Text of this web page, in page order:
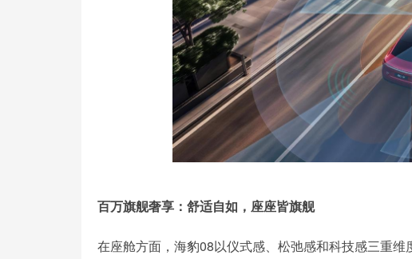
百万旗舰奢享：舒适自如，座座皆旗舰
在座舱方面，海豹08以仪式感、松弛感和科技感三重